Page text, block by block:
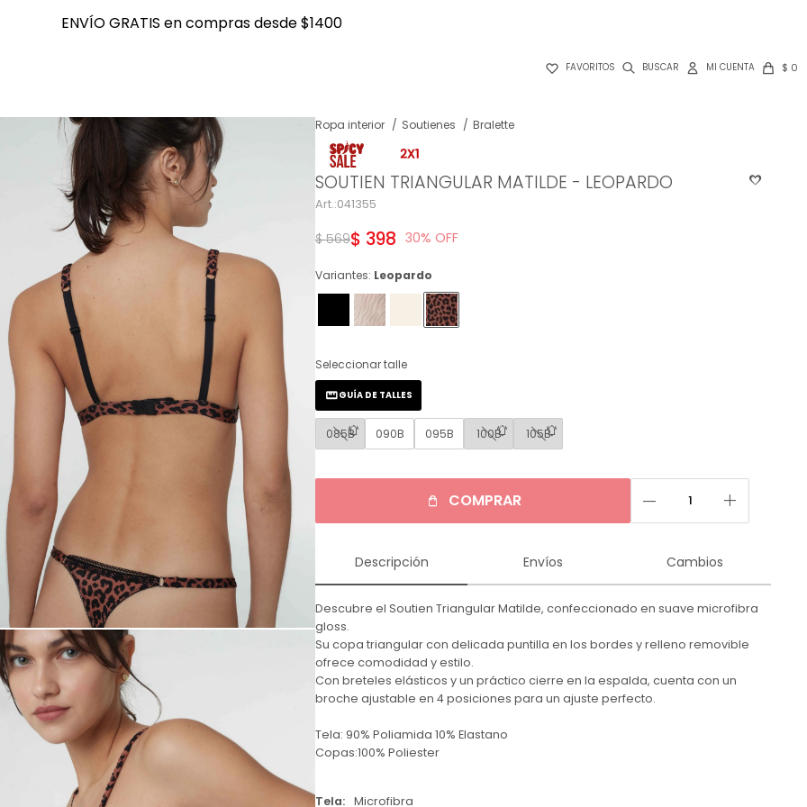
ENVÍO GRATIS en compras desde $1400
 FAVORITOS $ 0
ENVÍO GRATIS en compras desde $1400
Ropa interior Soutienes Bralette
SOUTIEN TRIANGULAR MATILDE - LEOPARDO
041355
$ 398
$ 569 30
Variantes: Leopardo
Seleccionar talle
085B 090B 095B 100B 105B
GUÍA DE TALLES
COMPRAR remove add
Descripción Envíos Cambios
Descubre el Soutien Triangular Matilde, confeccionado en suave microfibra
gloss.
Su copa triangular con delicada puntilla en los bordes y relleno removible
ofrece comodidad y estilo.
Con breteles elásticos y un práctico cierre en la espalda, cuenta con un
broche ajustable en 4 posiciones para un ajuste perfecto.
Tela: 90% Poliamida 10% Elastano
Copas:100% Poliester
Tela
Microfibra
NOTIFICARME